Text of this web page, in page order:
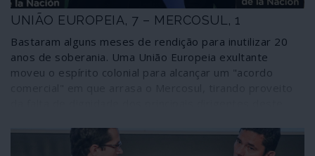
UNIÃO EUROPEIA, 7 – MERCOSUL, 1
Bastaram alguns meses de rendição para inutilizar 20
anos de soberania. Uma União Europeia exultante
moveu o espírito colonial para alcançar um "acordo